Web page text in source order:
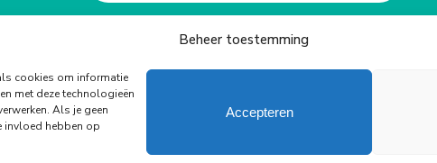
Beheer toestemming
cookies om informatie
met deze technologieën
Als je geen
invloed hebben op
Accepteren